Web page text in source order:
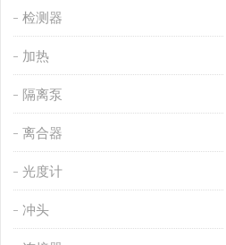
检测器
加热
隔离泵
离合器
光度计
冲头